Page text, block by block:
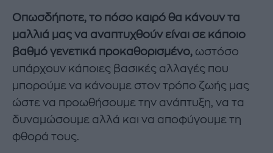
Οπωσδήποτε, το πόσο καιρό θα κάνουν τα
μαλλιά μας να αναπτυχθούν είναι σε κάποιο
βαθμό γενετικά προκαθορισμένο, ωστόσο
υπάρχουν κάποιες βασικές αλλαγές που
μπορούμε να κάνουμε στον τρόπο ζωής μας
ώστε να προωθήσουμε την ανάπτυξη, να τα
δυναμώσουμε αλλά και να αποφύγουμε τη
φθορά τους.